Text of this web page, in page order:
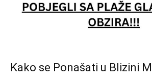
Kako se Ponašati u Blizini